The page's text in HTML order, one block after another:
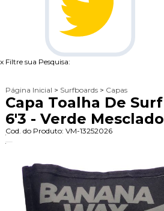
x Filtre sua Pesquisa:
Página Inicial > Surfboards > Capas
Capa Toalha De
6'3 - Verde Mesclado
Cod. do Produto: VM-13252026